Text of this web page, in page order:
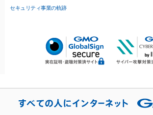
セキュリティ事業の軌跡